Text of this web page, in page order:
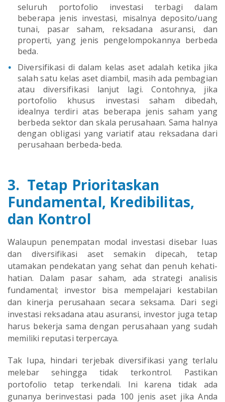
seluruh portofolio investasi terbagi dalam
beberapa jenis investasi, misalnya deposito/uang
tunai, pasar saham, reksadana asuransi, dan
properti, yang jenis pengelompokannya berbeda
beda.
Diversifikasi di dalam kelas aset adalah ketika jika
salah satu kelas aset diambil, masih ada pembagian
atau diversifikasi lanjut lagi. Contohnya, jika
portofolio khusus investasi saham dibedah,
idealnya terdiri atas beberapa jenis saham yang
berbeda sektor dan skala perusahaan. Sama halnya
dengan obligasi yang variatif atau reksadana dari
perusahaan berbeda-beda.
3. Tetap Prioritaskan
Fundamental, Kredibilitas,
dan Kontrol
Walaupun penempatan modal investasi disebar luas
dan diversifikasi aset semakin dipecah, tetap
utamakan pendekatan yang sehat dan penuh kehati-
hatian. Dalam pasar saham, ada strategi analisis
fundamental; investor bisa mempelajari kestabilan
dan kinerja perusahaan secara seksama. Dari segi
investasi reksadana atau asuransi, investor juga tetap
harus bekerja sama dengan perusahaan yang sudah
memiliki reputasi terpercaya.
Tak lupa, hindari terjebak diversifikasi yang terlalu
melebar sehingga tidak terkontrol. Pastikan
portofolio tetap terkendali. Ini karena tidak ada
gunanya berinvestasi pada 100 jenis aset jika Anda